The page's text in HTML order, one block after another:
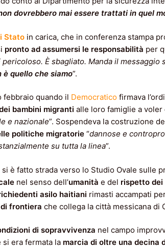
dovrebbero mai essere trattati in quel
Stato in carica, che in conferenza stampa
pronto ad assumersi le responsabilità per
pericoloso. È sbagliato. Manda il
è quello che siamo”.
febbraio quando il Democratico firmava
bambini migranti alle loro famiglie a
e nazionale”. Sospendeva la costruzione
politiche migratorie “dannose e
su tutta la linea”.
si è fatto strada verso lo Studio Ovale sulle
nel senso dell’umanità e del rispetto
asilo haitiani rimasti accampati
frontiera che collega la città messicana di
di sopravvivenza nel campo
si era fermata la marcia di oltre una decina